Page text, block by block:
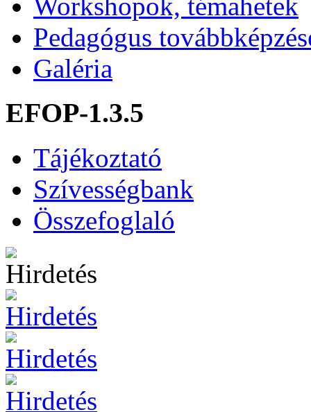
Pedagógus
Galéria
EFOP-1.3.5
Tájékoztató
Szívességbank
Összefoglaló